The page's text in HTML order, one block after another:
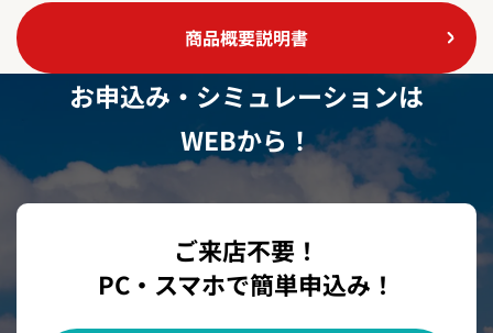
商品概要説明書
新規ウィンドウでPDFファイルを開く
お申込み・シミュレーションは
WEBから！
ご来店不要！
PC・スマホで簡単申込み！